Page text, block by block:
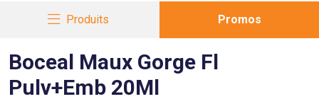
Produits Promos
Boceal Maux Gorge Fl
Pulv+Emb 20Ml